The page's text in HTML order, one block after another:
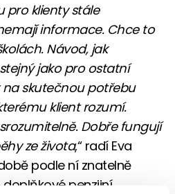
pro klienty stále
informace. Chce to
Návod, jak
jako pro ostatní
skutečnou potřebu
klient rozumí.
Dobře fungují
ze života,“ radí Eva
podle ní znatelně
penzijní